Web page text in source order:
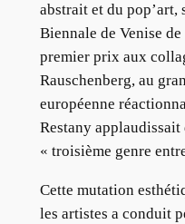
abstrait et du
Biennale de Venise
premier prix aux
Rauschenberg, au
européenne
Restany applaudissait
« troisième genre
Cette mutation
les artistes a conduit